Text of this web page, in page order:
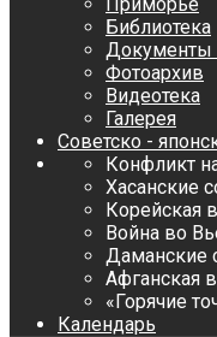
Библиотека
Документы
Фотоархив
Видеотека
Галерея
Советско -
Конфликт
Хасанские
Корейская
Война во
Даманские
Афганская
«Горячие
Календарь